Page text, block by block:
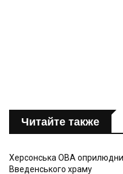
Читайте также
Херсонська ОВА
Введенського храму